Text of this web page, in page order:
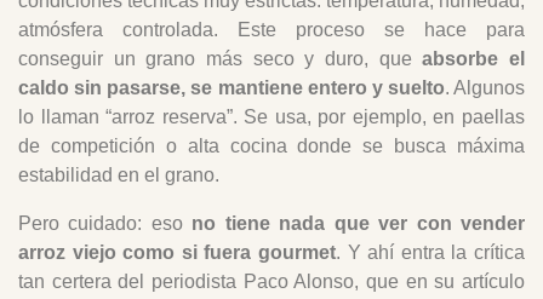
atmósfera controlada. Este proceso se hace para
conseguir un grano más seco y duro, queabsorbe el
caldo sin pasarse, se mantiene entero y suelto. Algunos
lo llaman “arroz reserva”. Se usa, por ejemplo, en paellas
de competición o alta cocina donde se busca máxima
estabilidad en el grano.
Pero cuidado: eso no tiene nada que ver con vender
arroz viejo como si fuera gourmet. Y ahí entra la crítica
tan certera del periodista Paco Alonso, que en su artículo